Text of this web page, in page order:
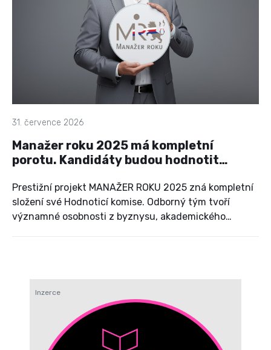
31. července 2026
Manažer roku 2025 má kompletní
porotu. Kandidáty budou hodnotit
managementu
Prestižní projekt MANAŽER ROKU 2025 zná kompletní
složení své Hodnoticí komise. Odborný tým tvoří
významné osobnosti z byznysu, akademického
letos zasednou v komisi také nové osobnosti.
Inzerce